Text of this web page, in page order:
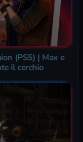
(PS5) | Max e
il cerchio